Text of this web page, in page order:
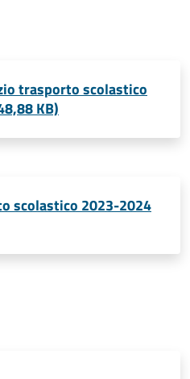
trasporto scolastico
KB)
scolastico 2023-2024